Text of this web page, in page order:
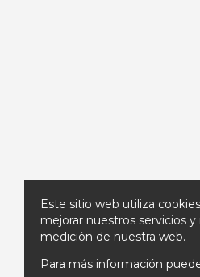
Este sitio web utiliza
mejorar nuestros servicios y
medición de nuestra web.
Para más información